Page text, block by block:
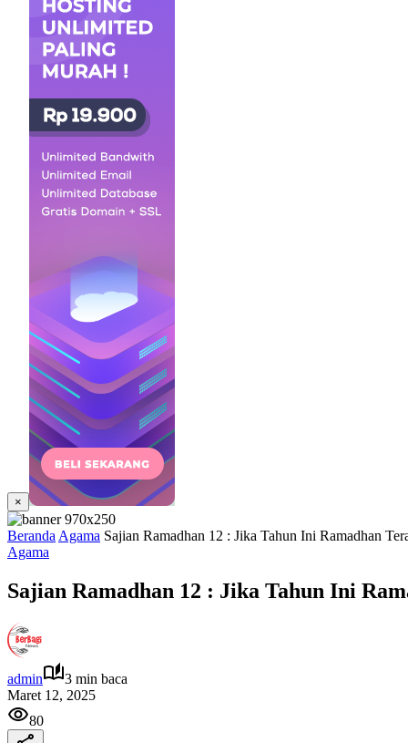
×
Beranda Agama Sajian Ramadhan 12 : Jika Tahun Ini Ramadhan
Agama
Sajian Ramadhan 12 : Jika Tahun Ini
admin
3 min baca
Maret 12, 2025
80